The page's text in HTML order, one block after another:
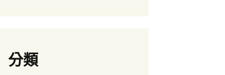
分類